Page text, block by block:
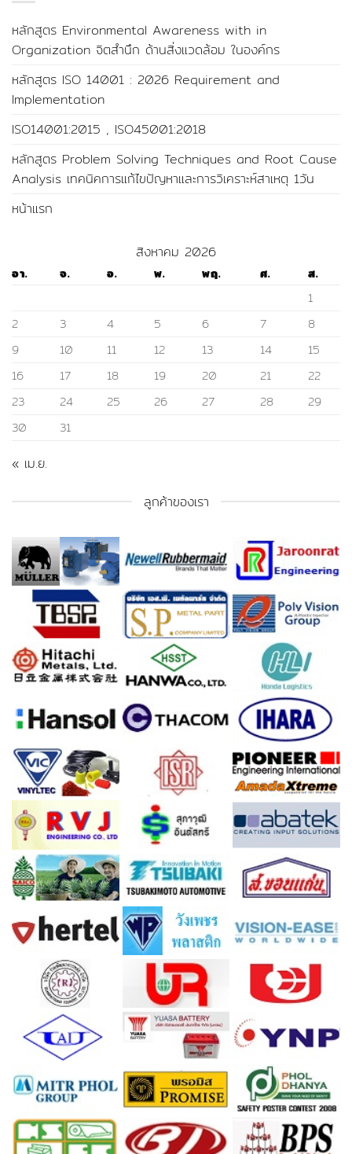
หลักสูตร Environmental Awareness with in
Organization จิตสำนึก ด้านสิ่งแวดล้อม ในองค์กร
หลักสูตร ISO 14001 : 2026 Requirement and
Implementation
ISO14001:2015 , ISO45001:2018
หลักสูตร Problem Solving Techniques and Root Cause
Analysis เทคนิคการแก้ไขปัญหาและการวิเคราะห์สาเหตุ 1วัน
หน้าแรก
สิงหาคม 2026
อา. จ. อ. พ. พฤ. ศ.
ส.
1
2
3 4 5 6 7
8
9
10 11 12 13 14
15
16
17 18 19 20 21
22
23
24 25 26 27 28
29
30
31
« เม.ย.
ลูกค้าของเรา